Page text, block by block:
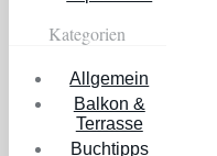
Kategorien
Allgemein
Balkon &
Terrasse
Buchtipps